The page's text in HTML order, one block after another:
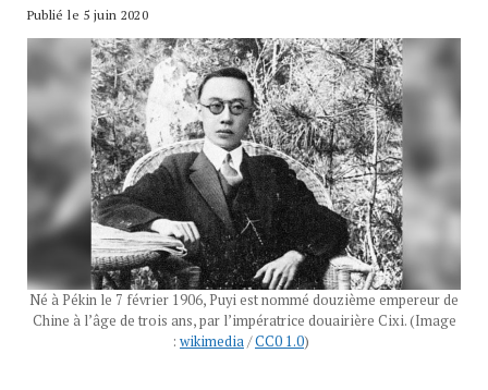
Publié le 5 juin 2020
Né à Pékin le 7 février 1906, Puyi est nommé douzième empereur de
Chine à l’âge de trois ans, par l’impératrice douairière Cixi. (Image
: wikimedia/CC0 1.0)